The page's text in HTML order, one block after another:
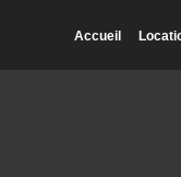
Accueil